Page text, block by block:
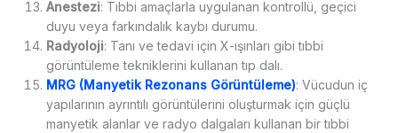
Anestezi: Tıbbi amaçlarla uygulanan kontrollü, geçici
duyu veya farkındalık kaybı durumu.
Radyoloji: Tanı ve tedavi için X-ışınları gibi tıbbi
görüntüleme tekniklerini kullanan tıp dalı.
MRG (Manyetik Rezonans Görüntüleme): Vücudun iç
yapılarının ayrıntılı görüntülerini oluşturmak için güçlü
manyetik alanlar ve radyo dalgaları kullanan bir tıbbi